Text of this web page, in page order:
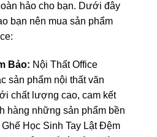
hảo cho bạn. Dưới đây
bạn nên mua sản phẩm
Bảo: Nội Thất Office
sản phẩm nội thất văn
chất lượng cao, cam kết
hàng những sản phẩm bền
Học Sinh Tay Lật Đệm